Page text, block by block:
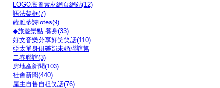
LOGO底圖素材網頁網站(12)
語法架框(7)
蘿雅蒂詩lotes(9)
◆旅遊景點.養身(33)
好文音樂分享好笑笑話(110)
亞太單身俱樂部未婚聯誼第
二春聯誼(3)
房地產新聞(103)
社會新聞(440)
屋主自售自租笑話(76)